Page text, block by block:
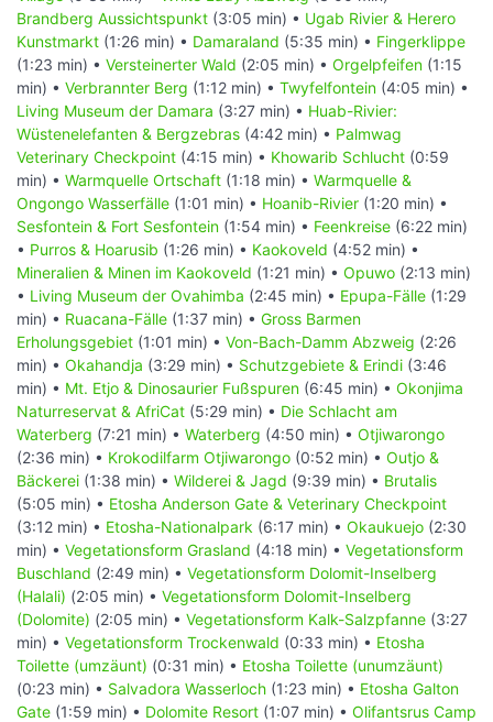
Brandberg Aussichtspunkt (3:05 min) • Ugab Rivier & Herero
Kunstmarkt (1:26 min) • Damaraland (5:35 min) • Fingerklippe
(1:23 min) • Versteinerter Wald (2:05 min) • Orgelpfeifen (1:15
min) • Verbrannter Berg (1:12 min) • Twyfelfontein (4:05 min) •
Living Museum der Damara (3:27 min) • Huab-Rivier:
Wüstenelefanten & Bergzebras (4:42 min) • Palmwag
Veterinary Checkpoint (4:15 min) • Khowarib Schlucht (0:59
min) • Warmquelle Ortschaft (1:18 min) • Warmquelle &
Ongongo Wasserfälle (1:01 min) • Hoanib-Rivier (1:20 min) •
Sesfontein & Fort Sesfontein (1:54 min) • Feenkreise (6:22 min)
• Purros & Hoarusib (1:26 min) • Kaokoveld (4:52 min) •
Mineralien & Minen im Kaokoveld (1:21 min) • Opuwo (2:13 min)
• Living Museum der Ovahimba (2:45 min) • Epupa-Fälle (1:29
min) • Ruacana-Fälle (1:37 min) • Gross Barmen
Erholungsgebiet (1:01 min) • Von-Bach-Damm Abzweig (2:26
min) • Okahandja (3:29 min) • Schutzgebiete & Erindi (3:46
min) • Mt. Etjo & Dinosaurier Fußspuren (6:45 min) • Okonjima
Naturreservat & AfriCat (5:29 min) • Die Schlacht am
Waterberg (7:21 min) • Waterberg (4:50 min) • Otjiwarongo
(2:36 min) • Krokodilfarm Otjiwarongo (0:52 min) • Outjo &
Bäckerei (1:38 min) • Wilderei & Jagd (9:39 min) • Brutalis
(5:05 min) • Etosha Anderson Gate & Veterinary Checkpoint
(3:12 min) • Etosha-Nationalpark (6:17 min) • Okaukuejo (2:30
min) • Vegetationsform Grasland (4:18 min) • Vegetationsform
Buschland (2:49 min) • Vegetationsform Dolomit-Inselberg
(Halali) (2:05 min) • Vegetationsform Dolomit-Inselberg
(Dolomite) (2:05 min) • Vegetationsform Kalk-Salzpfanne (3:27
min) • Vegetationsform Trockenwald (0:33 min) • Etosha
Toilette (umzäunt) (0:31 min) • Etosha Toilette (unumzäunt)
(0:23 min) • Salvadora Wasserloch (1:23 min) • Etosha Galton
Gate (1:59 min) • Dolomite Resort (1:07 min) • Olifantsrus Camp